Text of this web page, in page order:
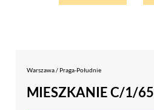
Warszawa / Praga-Południe
MIESZKANIE C/1/65